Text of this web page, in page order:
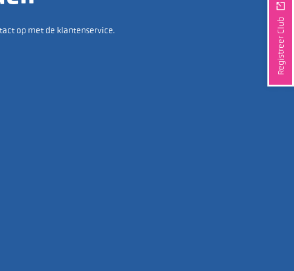
op met de klantenservice. Registreer Club